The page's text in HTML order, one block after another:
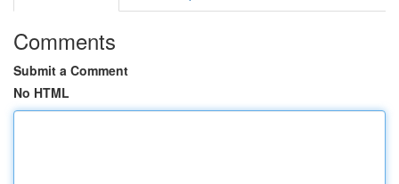
Comments
Submit a Comment
No HTML